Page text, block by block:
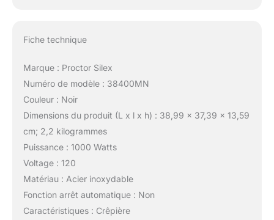
Fiche technique
Marque : Proctor Silex
Numéro de modèle : 38400MN
Couleur : Noir
Dimensions du produit (L x l x h) : 38,99 x 37,39 x 13,59
cm; 2,2 kilogrammes
Puissance : 1000 Watts
Voltage : 120
Matériau : Acier inoxydable
Fonction arrêt automatique : Non
Caractéristiques : Crêpière